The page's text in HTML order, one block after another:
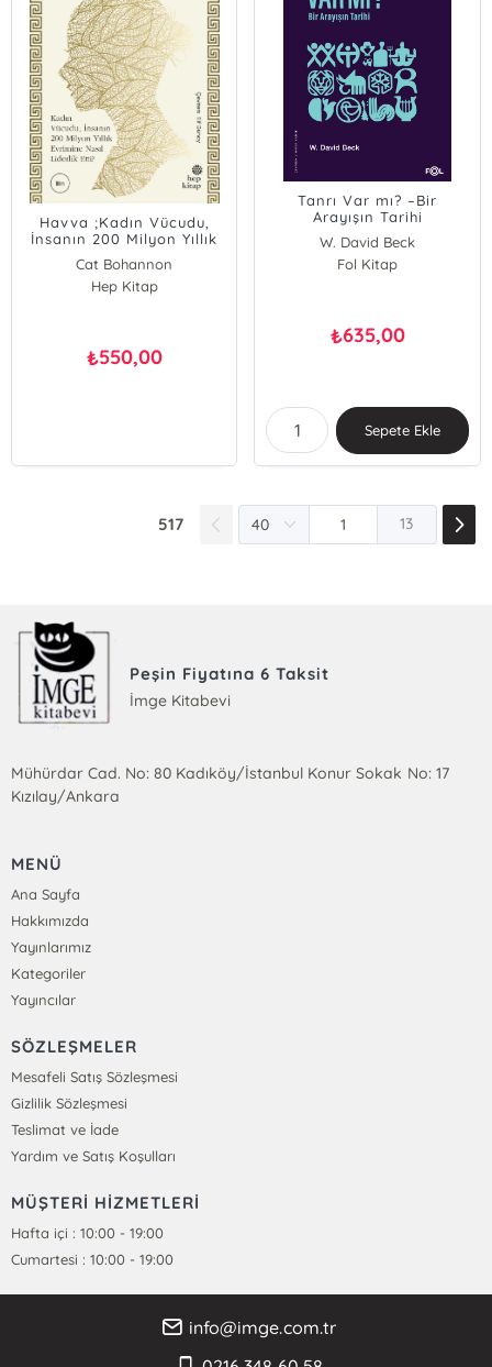
Havva ;Kadın Vücudu,
İnsanın 200 Milyon Yıllık
Evrimine Nasıl Liderlik
Etti?
Cat Bohannon
Hep Kitap
₺550,00
Tanrı Var mı? –Bir
Arayışın Tarihi
W. David Beck
Fol Kitap
₺635,00
Sepete Ekle
517 13
Peşin Fiyatına 6 Taksit
İmge Kitabevi
Mühürdar Cad. No: 80 Kadıköy/İstanbul Konur Sokak No: 17
Kızılay/Ankara
MENÜ
Ana Sayfa
Hakkımızda
Yayınlarımız
Kategoriler
Yayıncılar
SÖZLEŞMELER
Mesafeli Satış Sözleşmesi
Gizlilik Sözleşmesi
Teslimat ve İade
Yardım ve Satış Koşulları
MÜŞTERİ HİZMETLERİ
Hafta içi : 10:00 - 19:00
Cumartesi : 10:00 - 19:00
info@imge.com.tr